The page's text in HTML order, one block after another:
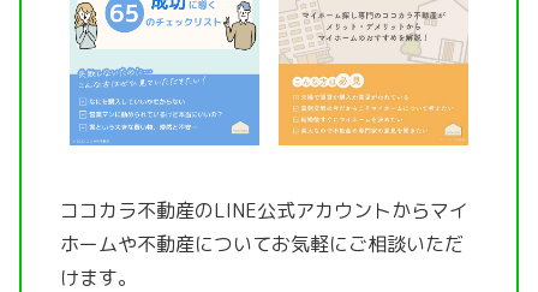
ココカラ不動産のLINE公式アカウントからマイ
ホームや不動産についてお気軽にご相談いただ
けます。